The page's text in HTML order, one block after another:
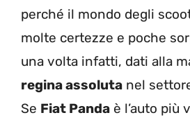
perché il mondo degli
molte certezze e poche
una volta infatti, dati alla
regina assoluta nel
Se Fiat Panda è l’auto più